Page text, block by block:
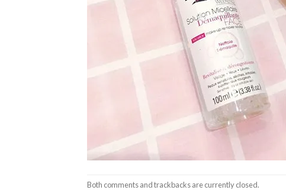
Both comments and trackbacks are currently closed.